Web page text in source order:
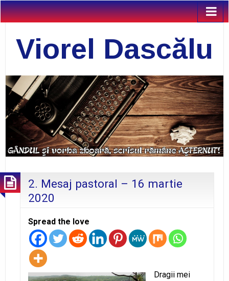
Viorel Dascălu
2. Mesaj pastoral – 16 martie
2020
Spread the love
Dragii mei